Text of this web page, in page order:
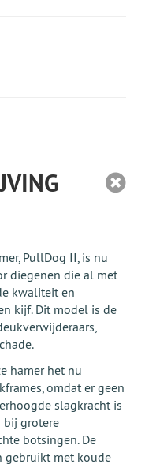
PullDog II, is nu
diegenen die al met
kwaliteit en
kijf. Dit model is de
hamer het nu
omdat er geen
slagkracht is
bij grotere
botsingen. De
gebruikt met koude